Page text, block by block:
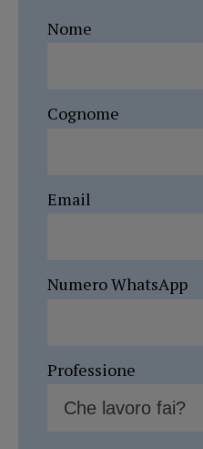
Nome
Cognome
Email
Numero WhatsApp
Professione